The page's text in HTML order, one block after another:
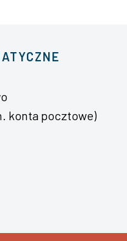
konta pocztowe)